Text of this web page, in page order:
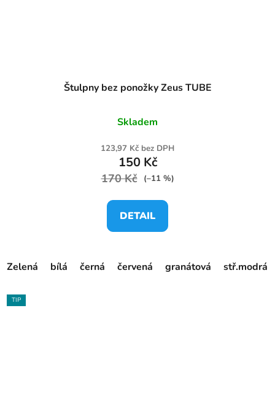
Štulpny bez ponožky Zeus TUBE
Skladem
123,97 Kč bez DPH
150 Kč
170 Kč (–11 %)
DETAIL
Zelená bílá černá červená granátová stř.modrá
TIP